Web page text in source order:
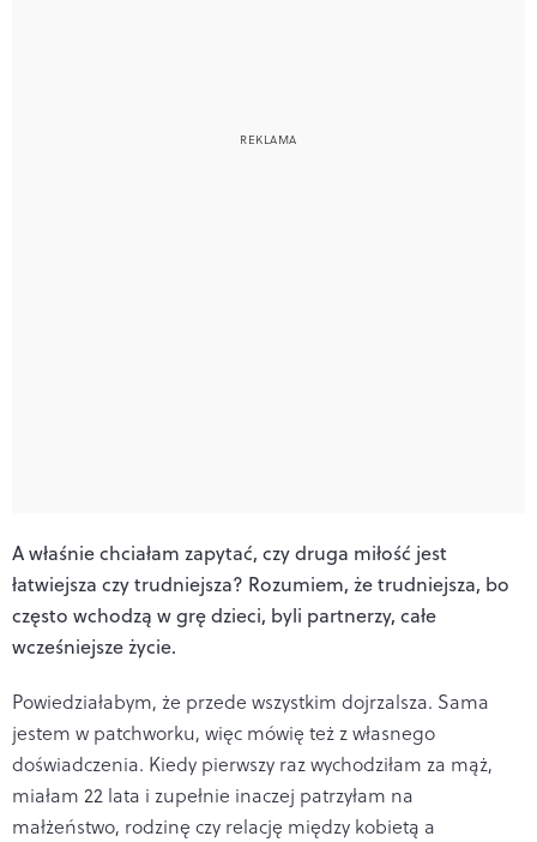
A właśnie chciałam zapytać, czy druga miłość jest
łatwiejsza czy trudniejsza? Rozumiem, że trudniejsza, bo
często wchodzą w grę dzieci, byli partnerzy, całe
wcześniejsze życie.
Powiedziałabym, że przede wszystkim dojrzalsza. Sama
jestem w patchworku, więc mówię też z własnego
doświadczenia. Kiedy pierwszy raz wychodziłam za mąż,
miałam 22 lata i zupełnie inaczej patrzyłam na
małżeństwo, rodzinę czy relację między kobietą a